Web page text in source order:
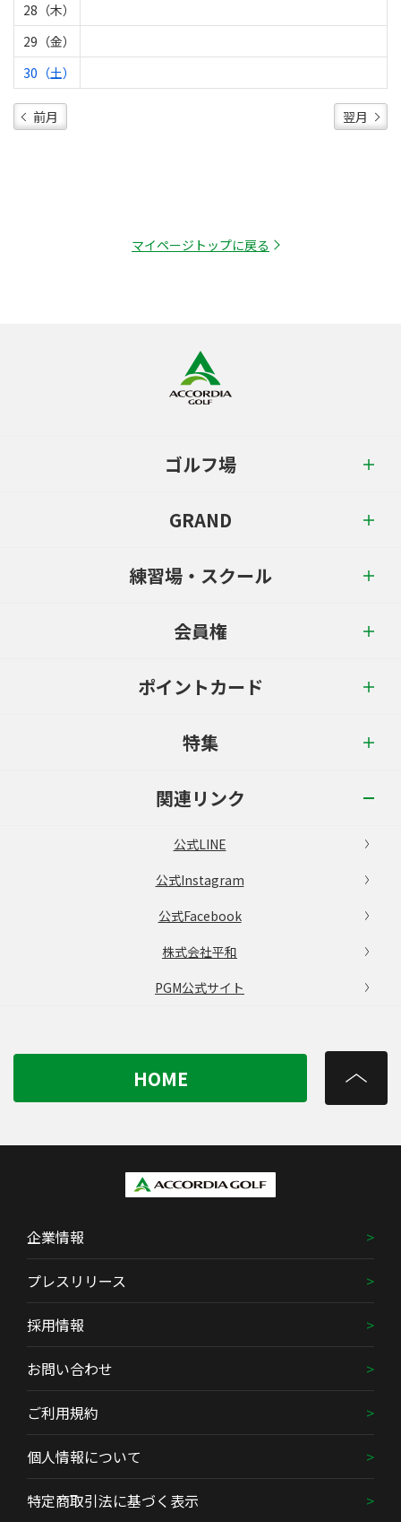
28（木）
29（金）
30（土）
前月 翌月
マイページトップに戻る
ゴルフ場
GRAND
練習場・スクール
会員権
ポイントカード
特集
関連リンク
公式LINE
公式Instagram
公式Facebook
株式会社平和
PGM公式サイト
HOME
企業情報
プレスリリース
採用情報
お問い合わせ
ご利用規約
個人情報について
特定商取引法に基づく表示